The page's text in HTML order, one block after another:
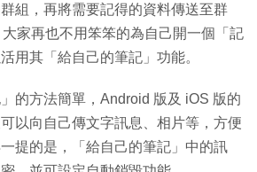
組，再將需要記得的資料傳送至群
家再也不用笨笨的為自己開一個「記
用其「給自己的筆記」功能。
的方法簡單，Android 版及 iOS 版的
以向自己傳文字訊息、相片等，方便
提的是，「給自己的筆記」中的訊